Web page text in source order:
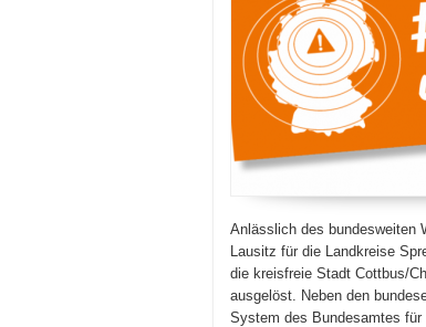
Anlässlich des bundesweiten
Lausitz für die Landkreise
die kreisfreie Stadt Cottbus/
ausgelöst. Neben den
System des Bundesamtes